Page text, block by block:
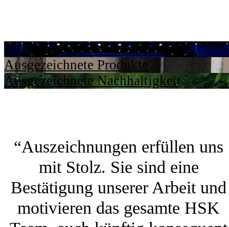
Ausgezeichnetes Unternehmen
Ausgezeichnete Produkte
Ausgezeichnete Nachhaltigkeit
“Auszeichnungen erfüllen uns
mit Stolz. Sie sind eine
Bestätigung unserer Arbeit und
motivieren das gesamte HSK